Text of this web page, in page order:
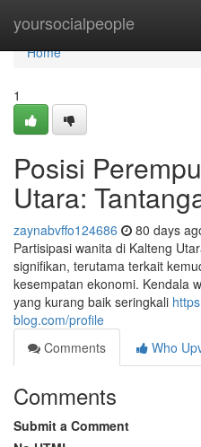
yoursocialpeople
Home
Home
1
Posisi
Utara:
zaynabvffo124686 80 days
Partisipasi wanita di Kalteng
signifikan, terutama terkait
kesempatan ekonomi. Kendala
yang kurang baik seringkali
blog.com/profile
Comments
Who
Comments
Submit a Comment